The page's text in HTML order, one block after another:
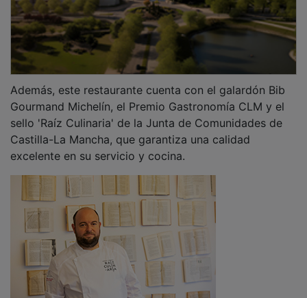
Gourmand Michelín, el Premio Gastronomía CLM y el
sello 'Raíz Culinaria' de la Junta de Comunidades de
Castilla-La Mancha, que garantiza una calidad
excelente en su servicio y cocina.